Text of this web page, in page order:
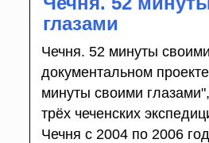
глазами
Чечня. 52 минуты
документальном
минуты своими
трёх чеченских
Чечня с 2004 по 2006